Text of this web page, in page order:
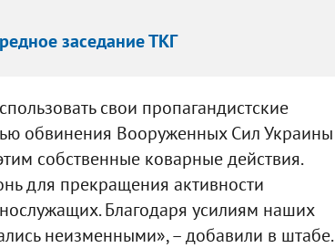
заседание ТКГ
свои пропагандистские
обвинения Вооруженных Сил Украины
собственные коварные действия.
для прекращения активности
Благодаря усилиям наших
неизменными», – добавили в штабе.